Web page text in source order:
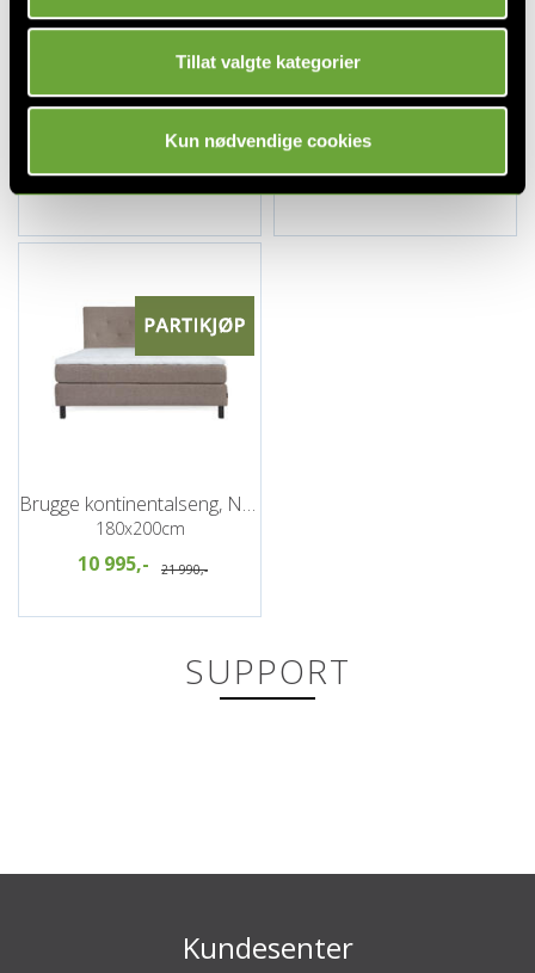
Tillat valgte kategorier
Kun nødvendige cookies
150x200cm
8 995,-
160x200cm
9 995,-
Brugge kontinentalseng, Neve 16
180x200cm
10 995,- 21 990,-
SUPPORT
Kundesenter